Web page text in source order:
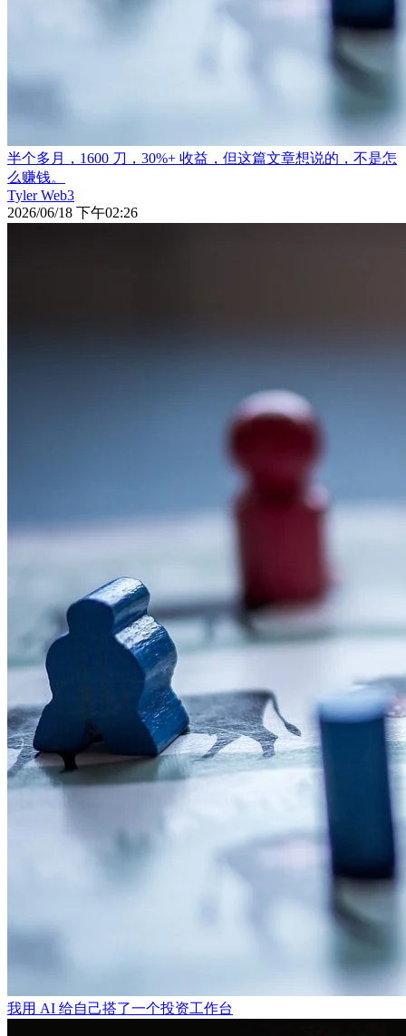
半个多月，1600 刀，30%+ 收益，但这篇文章想说的，不是怎
么赚钱。
Tyler Web3
2026/06/18 下午02:26
我用 AI 给自己搭了一个投资工作台